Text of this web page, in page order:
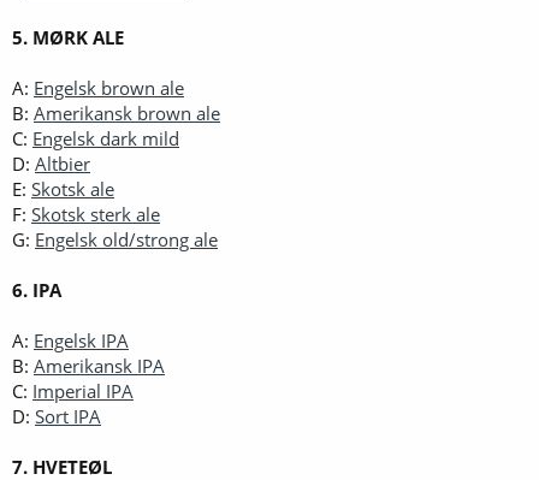
5. MØRK ALE
A: Engelsk brown ale
B: Amerikansk brown ale
C: Engelsk dark mild
D: Altbier
E: Skotsk ale
F: Skotsk sterk ale
G: Engelsk old/strong ale
6. IPA
A: Engelsk IPA
B: Amerikansk IPA
C: Imperial IPA
D: Sort IPA
7. HVETEØL